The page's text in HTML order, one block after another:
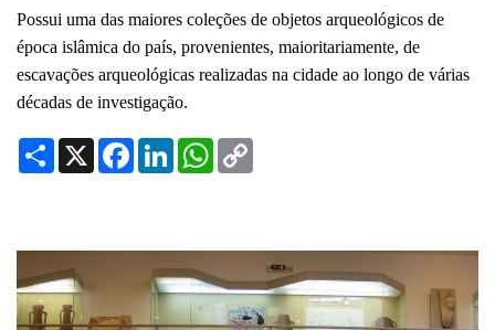
Possui uma das maiores coleções de objetos arqueológicos de
época islâmica do país, provenientes, maioritariamente, de
escavações arqueológicas realizadas na cidade ao longo de várias
décadas de investigação.
Share
X Facebook
LinkedInWhatsApp